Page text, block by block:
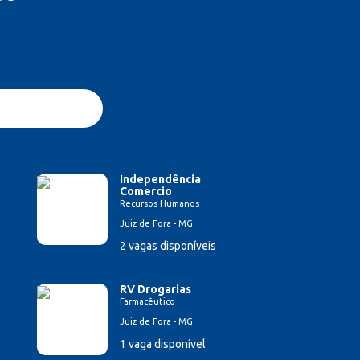
Independência
Comercio
Recursos Humanos
Juiz de Fora - MG
2 vagas disponíveis
RV Drogarias
Farmacêutico
Juiz de Fora - MG
1 vaga disponível